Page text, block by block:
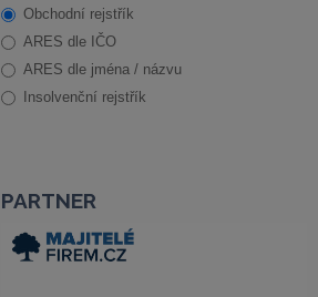
Obchodní rejstřík
ARES dle IČO
ARES dle jména / názvu
Insolvenční rejstřík
PARTNER